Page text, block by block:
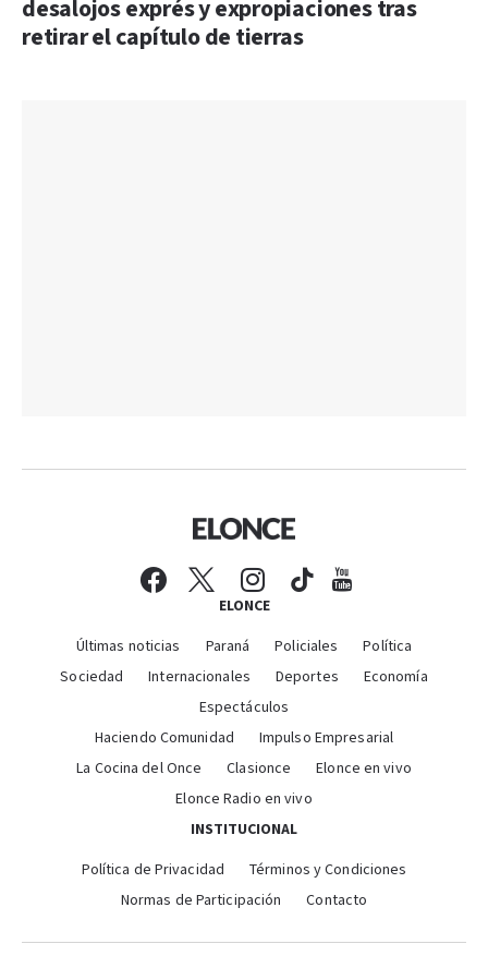
desalojos exprés y expropiaciones tras
retirar el capítulo de tierras
ELONCE
Últimas noticias Paraná Policiales
Política
Sociedad
Internacionales Deportes
Economía
Espectáculos
Haciendo Comunidad
Impulso Empresarial
La Cocina del Once
Clasionce
Elonce en vivo
Elonce Radio en vivo
INSTITUCIONAL
Política de Privacidad
Términos y Condiciones
Normas de Participación
Contacto